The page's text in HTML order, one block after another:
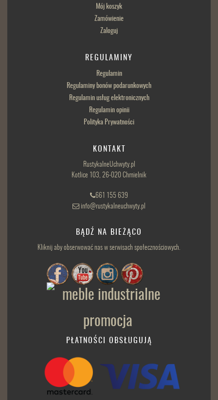
Mój koszyk
Zamówienie
Zaloguj
REGULAMINY
Regulamin
Regulaminy bonów podarunkowych
Regulamin usług elektronicznych
Regulamin opinii
Polityka Prywatności
KONTAKT
RustykalneUchwyty.pl
Kotlice 103, 26-020 Chmielnik
661 155 639
info@rustykalneuchwyty.pl
BĄDŹ NA BIEŻĄCO
Kliknij aby obserwować nas w serwisach społecznościowych.
PŁATNOŚCI OBSŁUGUJĄ